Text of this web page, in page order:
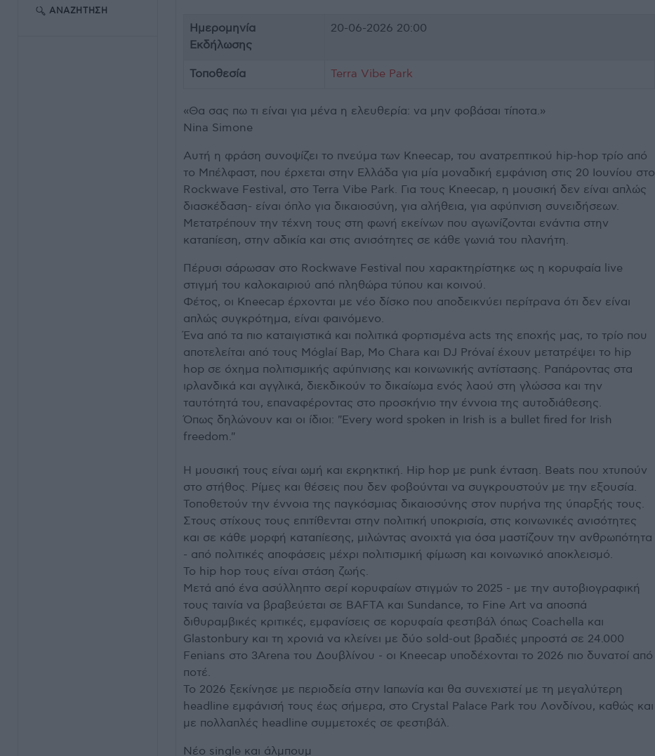
ΑΝΑΖΉΤΗΣΗ
Ημερομηνία
Εκδήλωσης
20-06-2026 20:00
Τοποθεσία Terra Vibe Park
«Θα σας πω τι είναι για μένα η ελευθερία: να μην φοβάσαι τίποτα.»
Nina Simone
Αυτή η φράση συνοψίζει το πνεύμα των Kneecap, του ανατρεπτικού hip-hop τρίο από
το Μπέλφαστ, που έρχεται στην Ελλάδα για μία μοναδική εμφάνιση στις 20 Ιουνίου στο
Rockwave Festival, στο Terra Vibe Park. Για τους Kneecap, η μουσική δεν είναι απλώς
διασκέδαση- είναι όπλο για δικαιοσύνη, για αλήθεια, για αφύπνιση συνειδήσεων.
Μετατρέπουν την τέχνη τους στη φωνή εκείνων που αγωνίζονται ενάντια στην
καταπίεση, στην αδικία και στις ανισότητες σε κάθε γωνιά του πλανήτη.
Πέρυσι σάρωσαν στο Rockwave Festival που χαρακτηρίστηκε ως η κορυφαία live
στιγμή του καλοκαιριού από πληθώρα τύπου και κοινού.
Φέτος, οι Kneecap έρχονται με νέο δίσκο που αποδεικνύει περίτρανα ότι δεν είναι
απλώς συγκρότημα, είναι φαινόμενο.
Ένα από τα πιο καταιγιστικά και πολιτικά φορτισμένα acts της εποχής μας, το τρίο που
αποτελείται από τους Móglaí Bap, Mo Chara και DJ Próvaí έχουν μετατρέψει το hip
hop σε όχημα πολιτισμικής αφύπνισης και κοινωνικής αντίστασης. Ραπάροντας στα
ιρλανδικά και αγγλικά, διεκδικούν το δικαίωμα ενός λαού στη γλώσσα και την
ταυτότητά του, επαναφέροντας στο προσκήνιο την έννοια της αυτοδιάθεσης.
Όπως δηλώνουν και οι ίδιοι: "Every word spoken in Irish is a bullet fired for Irish
freedom."
Η μουσική τους είναι ωμή και εκρηκτική. Hip hop με punk ένταση. Beats που χτυπούν
στο στήθος. Ρίμες και θέσεις που δεν φοβούνται να συγκρουστούν με την εξουσία.
Τοποθετούν την έννοια της παγκόσμιας δικαιοσύνης στον πυρήνα της ύπαρξής τους.
Στους στίχους τους επιτίθενται στην πολιτική υποκρισία, στις κοινωνικές ανισότητες
και σε κάθε μορφή καταπίεσης, μιλώντας ανοιχτά για όσα μαστίζουν την ανθρωπότητα
- από πολιτικές αποφάσεις μέχρι πολιτισμική φίμωση και κοινωνικό αποκλεισμό.
Το hip hop τους είναι στάση ζωής.
Μετά από ένα ασύλληπτο σερί κορυφαίων στιγμών το 2025 - με την αυτοβιογραφική
τους ταινία να βραβεύεται σε BAFTA και Sundance, το Fine Art να αποσπά
διθυραμβικές κριτικές, εμφανίσεις σε κορυφαία φεστιβάλ όπως Coachella και
Glastonbury και τη χρονιά να κλείνει με δύο sold-out βραδιές μπροστά σε 24.000
Fenians στο 3Arena του Δουβλίνου - οι Kneecap υποδέχονται το 2026 πιο δυνατοί από
ποτέ.
Το 2026 ξεκίνησε με περιοδεία στην Ιαπωνία και θα συνεχιστεί με τη μεγαλύτερη
headline εμφάνισή τους έως σήμερα, στο Crystal Palace Park του Λονδίνου, καθώς και
με πολλαπλές headline συμμετοχές σε φεστιβάλ.
Νέο single και άλμπουμ